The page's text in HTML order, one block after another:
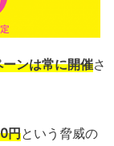
ンは常に開催さ
円という脅威の